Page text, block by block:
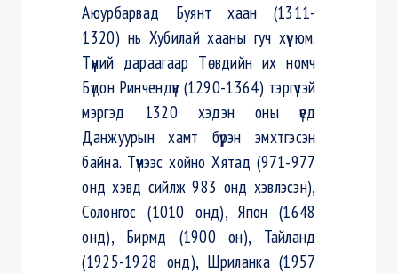
Аюурбарвад Буянт хаан (1311-
1320) нь Хубилай хааны гуч хүү юм.
Түүний дараагаар Төвдийн их номч
Бүдон Ринчендүв (1290-1364) тэргүүтэй
мэргэд 1320 хэдэн оны үед
Данжуурын хамт бүрэн эмхтгэсэн
байна. Түүнээс хойно Хятад (971-977
онд хэвд сийлж 983 онд хэвлэсэн),
Солонгос (1010 онд), Япон (1648
онд), Бирмд (1900 он), Тайланд
(1925-1928 онд), Шриланка (1957